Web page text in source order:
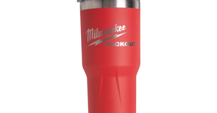
hvězdiček.